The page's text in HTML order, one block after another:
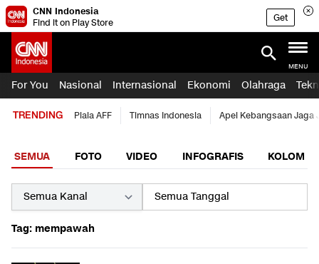
CNN Indonesia
Find it on Play Store
Get
MENU
For You Nasional Internasional Ekonomi Olahraga
TRENDING Piala AFF Timnas Indonesia Apel Kebangsaan Jaga
SEMUA FOTO VIDEO INFOGRAFIS KOLOM
Tag: mempawah